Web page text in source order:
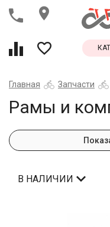
Главная Запчасти
Рамы и
В НАЛИЧИИ